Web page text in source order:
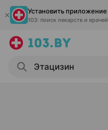
Установить приложение
103: поиск лекарств и врачей